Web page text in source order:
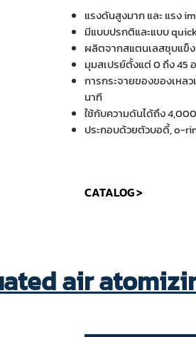
แรงดันสูงมาก และ แรง
มีแบบปรกติและแบบ
ผลิตจากสแตนเลสชุบแข็ง
มุมสเปรย์ตั้งแต่ 0 ถึง 45
การกระจายของของเหล
นาที
ใช้กับความดันได้ถึง
ประกอบด้วยตัวบอดี้, o-
CATALOG >
air